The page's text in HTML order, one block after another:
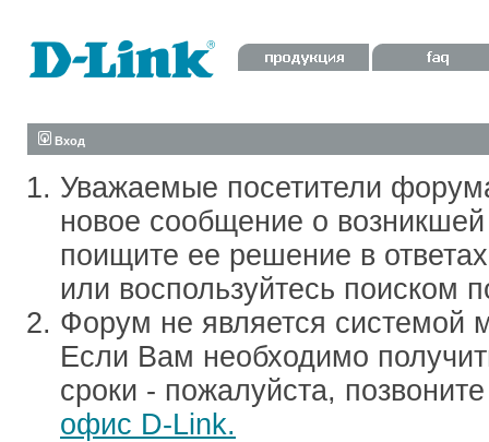
Вход
Уважаемые посетители
новое сообщение о
поищите ее решение в
или воспользуйтесь поиском
Форум не является системой
Если Вам необходимо
сроки - пожалуйста,
офис D-Link.